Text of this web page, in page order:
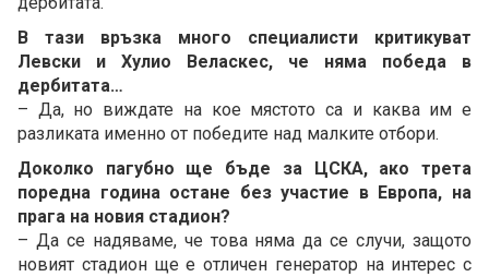
В тази връзка много специалисти критикуват
Левски и Хулио Веласкес, че няма победа в
дербитата…
– Да, но виждате на кое мястото са и каква им е
разликата именно от победите над малките отбори.
Доколко пагубно ще бъде за ЦСКА, ако трета
поредна година остане без участие в Европа, на
прага на новия стадион?
– Да се надяваме, че това няма да се случи, защото
новият стадион ще е отличен генератор на интерес с